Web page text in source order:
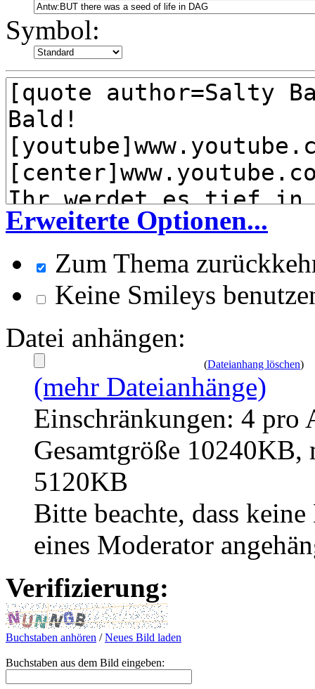
Symbol:
Erweiterte Optionen...
Zum Thema
Keine Smileys
Datei anhängen:
(Dateianhang löschen)
(mehr Dateianhänge)
Einschränkungen: 4 pro
Gesamtgröße
5120KB
Bitte beachte, dass
eines Moderator
Verifizierung:
Buchstaben anhören /Neues Bild laden
Buchstaben aus dem Bild eingeben: